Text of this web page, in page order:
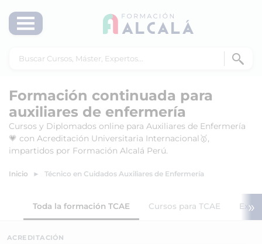
Formación continuada para
auxiliares de enfermería
Cursos y Diplomados online para Auxiliares de Enfermería
💗 con Acreditación Universitaria Internacional🥇,
impartidos por Formación Alcalá Perú.
Inicio Técnico en Cuidados Auxiliares de Enfermería
Toda la formación TCAE Cursos para TCAE »
ACREDITACIÓN